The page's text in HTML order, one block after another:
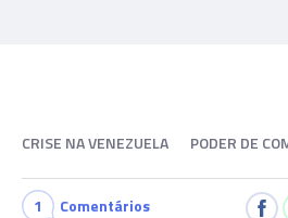
CRISE NA VENEZUELA PODER DE
1 Comentários